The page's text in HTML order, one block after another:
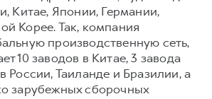
Китае, Японии, Германии,
Корее. Так, компания
производственную сеть,
10 заводов в Китае, 3 завода
России, Таиланде и Бразилии, а
зарубежных сборочных